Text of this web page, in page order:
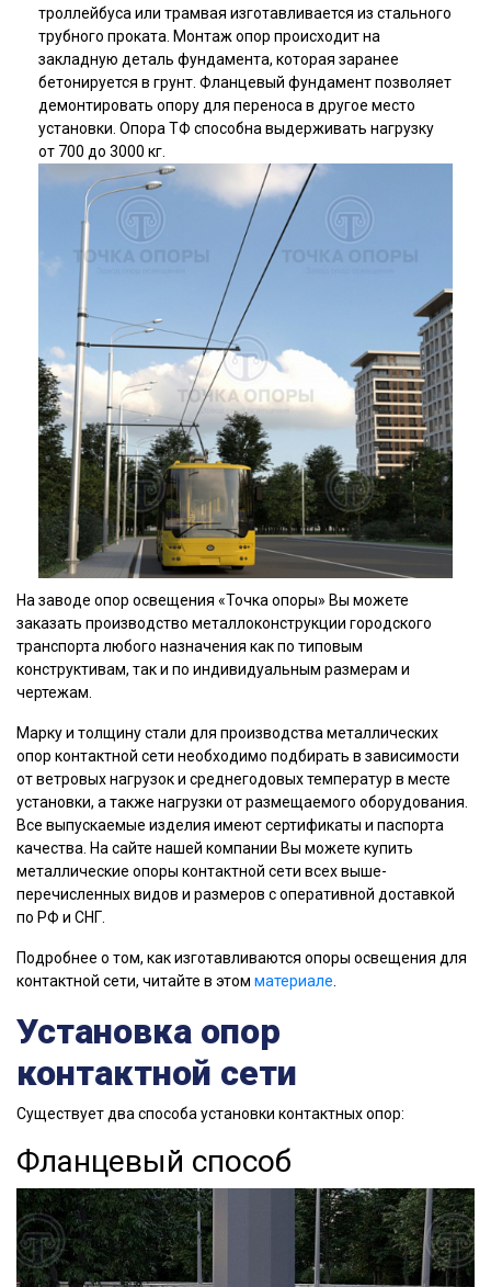
троллейбуса или трамвая изготавливается из стального
трубного проката. Монтаж опор происходит на
закладную деталь фундамента, которая заранее
бетонируется в грунт. Фланцевый фундамент позволяет
демонтировать опору для переноса в другое место
установки. Опора ТФ способна выдерживать нагрузку
от 700 до 3000 кг.
На заводе опор освещения «Точка опоры» Вы можете
заказать производство металлоконструкции городского
транспорта любого назначения как по типовым
конструктивам, так и по индивидуальным размерам и
чертежам.
Марку и толщину стали для производства металлических
опор контактной сети необходимо подбирать в зависимости
от ветровых нагрузок и среднегодовых температур в месте
установки, а также нагрузки от размещаемого оборудования.
Все выпускаемые изделия имеют сертификаты и паспорта
качества. На сайте нашей компании Вы можете купить
металлические опоры контактной сети всех выше-
перечисленных видов и размеров с оперативной доставкой
по РФ и СНГ.
Подробнее о том, как изготавливаются опоры освещения для
контактной сети, читайте в этом материале
Установка опор
контактной сети
Существует два способа установки контактных опор:
Фланцевый способ